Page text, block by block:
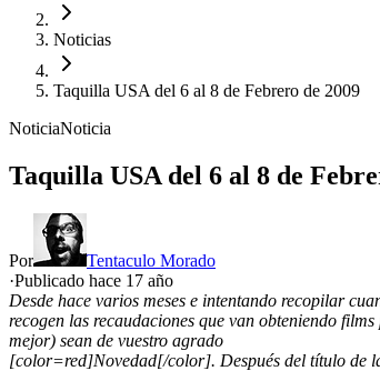
Noticias
Taquilla USA del 6 al 8 de Febrero de 2009
NoticiaNoticia
Taquilla USA del 6 al 8 de
Por
Tentaculo Morado
·Publicado hace 17 año
Desde hace varios meses e intentando recopilar
recogen las recaudaciones que van obteniendo
mejor) sean de vuestro agrado
[color=red]Novedad[/color]. Después del título de